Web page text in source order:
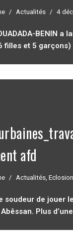
Actualités 4
BENIN
filles et 5
afd
Actualités,
soudeur de jouer
Plus